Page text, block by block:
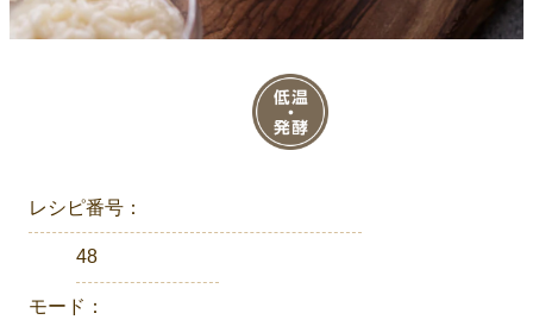
レシピ番号：
48
モード：